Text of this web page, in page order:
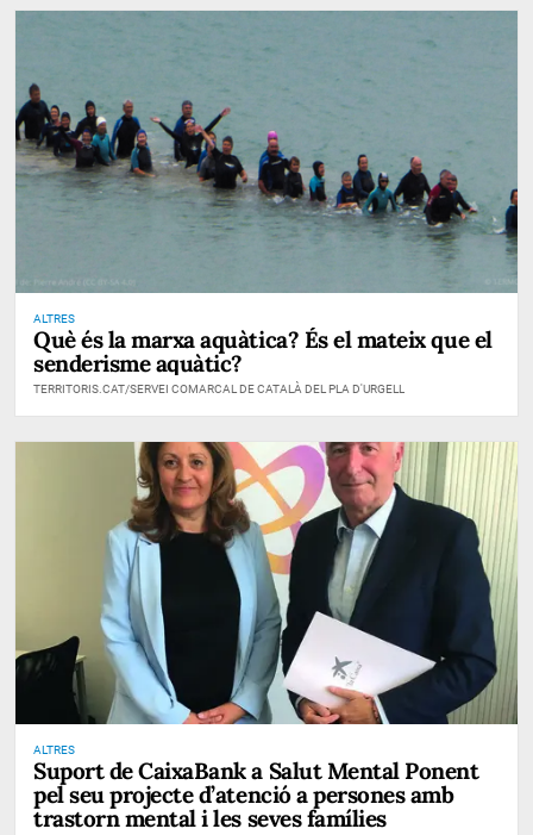
ALTRES
Què és la marxa aquàtica? És el mateix que el
senderisme aquàtic?
TERRITORIS.CAT/SERVEI COMARCAL DE CATALÀ DEL PLA D'URGELL
ALTRES
Suport de CaixaBank a Salut Mental Ponent
pel seu projecte d’atenció a persones amb
trastorn mental i les seves famílies